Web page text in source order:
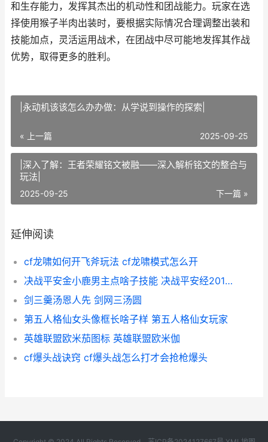
和生存能力，发挥其杰出的机动性和团战能力。玩家在选
择使用猴子半肉出装时，要根据实际情况合理调整出装和
技能加点，灵活运用战术，在团战中尽可能地发挥其作战
优势，取得更多的胜利。
|永动机该该怎么办办做：从学说到操作的探索|
« 上一篇 2025-09-25
|深入了解：王者荣耀铭文被融——深入解析铭文的整合与
玩法|
下一篇 »
2025-09-25
延伸阅读
cf龙啸如何开飞斧玩法 cf龙啸模式怎么开
决战平安金小鹿男主点啥子技能 决战平安经20121年选择的皮肤是什么
剑三羹汤恩人先 剑网三汤圆
第五人格仙女头像框长啥子样 第五人格仙女玩家
英雄联盟欧米茄图标 英雄联盟欧米伽
cf爆头战诀窍 cf爆头战怎么打才会抢枪爆头